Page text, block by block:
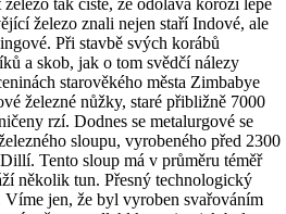
tak čisté, že odolává korozi lépe
železo znali nejen staří Indové, ale
Při stavbě svých korábů
a skob, jak o tom svědčí nálezy
starověkého města Zimbabye
železné nůžky, staré přibližně 7000
rzí. Dodnes se metalurgové se
sloupu, vyrobeného před 2300
Tento sloup má v průměru téměř
několik tun. Přesný technologický
Víme jen, že byl vyroben svařováním